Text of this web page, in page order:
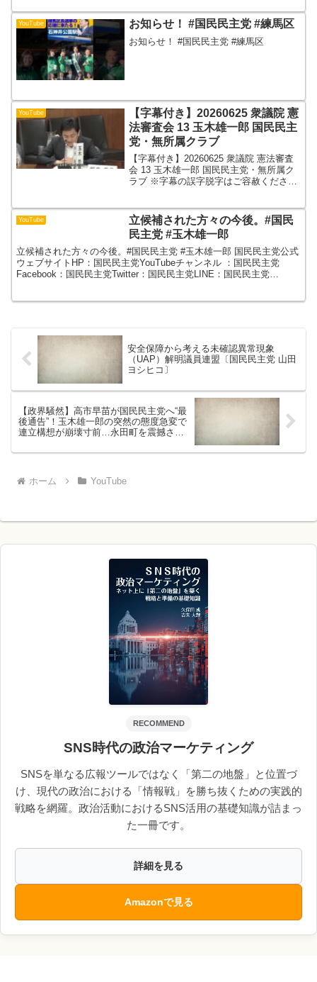
YouTube お知らせ！ #国民民主党 #練馬区
お知らせ！ #国民民主党 #練馬区
YouTube
【字幕付き】20260625 衆議院 憲
法審査会 13 玉木雄一郎 国民民主
党・無所属クラブ
【字幕付き】20260625 衆議院 憲法審査
会 13 玉木雄一郎 国民民主党・無所属ク
ラブ ※字幕の誤字脱字はご容赦くださ
YouTube
立候補された方々の今後。#国民
民主党 #玉木雄一郎
立候補された方々の今後。#国民民主党 #玉木雄一郎 国民民主党公式
ウェブサイトHP：国民民主党YouTubeチャンネル ：国民民主党
Facebook：国民民主党Twitter：国民民主党LINE：国民民主党
安全保障から考える未確認異常現象
（UAP）解明議員連盟〔国民民主党 山田
ヨシヒコ〕
【政界騒然】高市早苗が国民民主党へ“最
後通告”！玉木雄一郎の突然の態度急変で
連立構想が崩壊寸前…永田町を震撼させ
ホーム YouTube
RECOMMEND
SNS時代の政治マーケティング
SNSを単なる広報ツールではなく「第二の地盤」と位置づ
け、現代の政治における「情報戦」を勝ち抜くための実践的
戦略を網羅。政治活動におけるSNS活用の基礎知識が詰まっ
た一冊です。
詳細を見る
Amazonで見る